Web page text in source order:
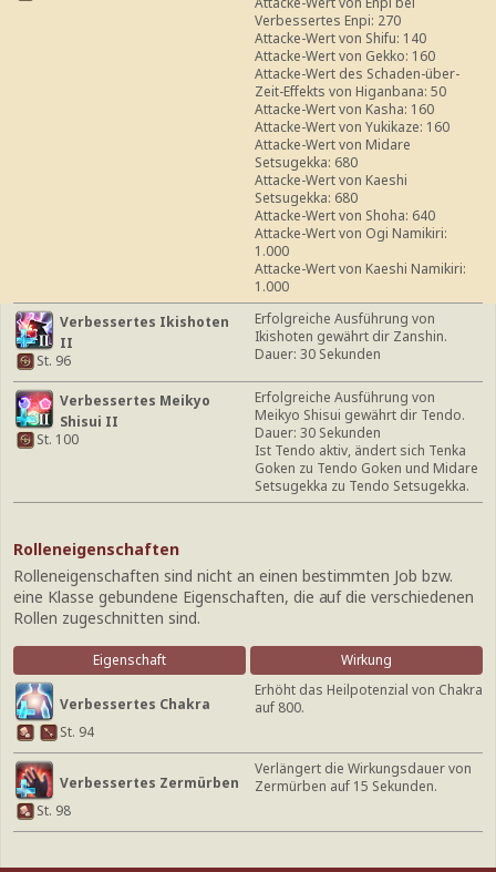
Verbessertes Enpi: 270
Attacke-Wert von Shifu: 140
Attacke-Wert von Gekko: 160
Attacke-Wert des Schaden-über-
Zeit-Effekts von Higanbana: 50
Attacke-Wert von Kasha: 160
Attacke-Wert von Yukikaze: 160
Attacke-Wert von Midare
Setsugekka: 680
Attacke-Wert von Kaeshi
Setsugekka: 680
Attacke-Wert von Shoha: 640
Attacke-Wert von Ogi Namikiri:
1.000
Attacke-Wert von Kaeshi Namikiri:
1.000
Verbessertes Ikishoten
II
St. 96
Erfolgreiche Ausführung von
Ikishoten gewährt dir Zanshin.
Dauer: 30 Sekunden
Verbessertes Meikyo
Shisui II
St. 100
Erfolgreiche Ausführung von
Meikyo Shisui gewährt dir Tendo.
Dauer: 30 Sekunden
Ist Tendo aktiv, ändert sich Tenka
Goken zu Tendo Goken und Midare
Setsugekka zu Tendo Setsugekka.
Rolleneigenschaften
Rolleneigenschaften sind nicht an einen bestimmten Job bzw.
eine Klasse gebundene Eigenschaften, die auf die verschiedenen
Rollen zugeschnitten sind.
Eigenschaft Wirkung
Verbessertes Chakra
St. 94
Erhöht das Heilpotenzial von Chakra
auf 800.
Verbessertes Zermürben
St. 98
Verlängert die Wirkungsdauer von
Zermürben auf 15 Sekunden.